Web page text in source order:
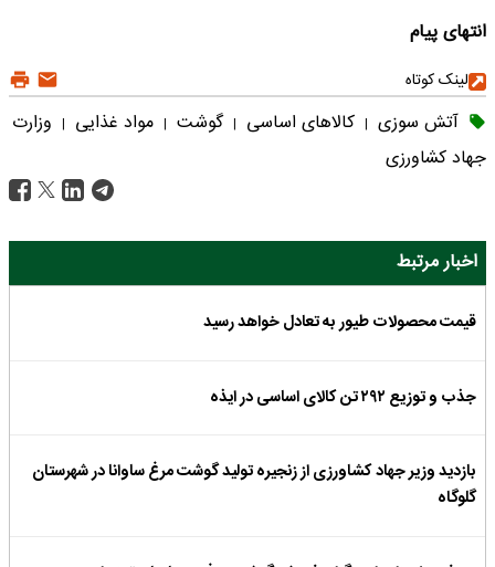
انتهای پیام
لینک کوتاه
آتش سوزی | کالاهای اساسی | گوشت | مواد غذایی | وزارت
جهاد کشاورزی
اخبار مرتبط
قیمت محصولات طیور به تعادل خواهد رسید
جذب و توزیع ۲۹۲ تن کالای اساسی در ایذه
بازدید وزیر جهاد کشاورزی از زنجیره تولید گوشت مرغ ساوانا در شهرستان
گلوگاه